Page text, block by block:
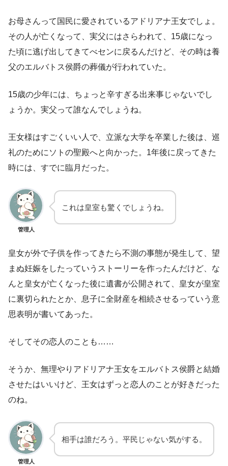
お母さんって国民に愛されているアドリアナ王女でしょ。
その人が亡くなって、実父にはさらわれて、15歳になっ
た頃に逃げ出してきてべセンに戻るんだけど、その時は養
父のエルバトス侯爵の葬儀が行われていた。
15歳の少年には、ちょっと辛すぎる出来事じゃないでし
ょうか。実父って誰なんでしょうね。
王女様はすごくいい人で、立派な大学を卒業した後は、巡
礼のためにソトの聖殿へと向かった。1年後に戻ってきた
時には、すでに臨月だった。
管理人
これは皇室も驚くでしょうね。
皇女が外で子供を作ってきたら不測の事態が発生して、望
まぬ妊娠をしたっていうストーリーを作ったんだけど、な
んと皇女が亡くなった後に遺書が公開されて、皇女が皇室
に裏切られたとか、息子に全財産を相続させるっていう意
思表明が書いてあった。
そしてその恋人のことも……
そうか、無理やりアドリアナ王女をエルバトス侯爵と結婚
させたはいいけど、王女はずっと恋人のことが好きだった
のね。
管理人
相手は誰だろう。平民じゃない気がする。